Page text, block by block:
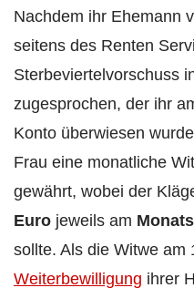
Nachdem ihr Ehemann
seitens des Renten
Sterbeviertelvorschuss
zugesprochen, der ihr
Konto überwiesen
Frau eine monatliche
gewährt, wobei der
Euro jeweils am
sollte. Als die Witwe am
Weiterbewilligung ihrer